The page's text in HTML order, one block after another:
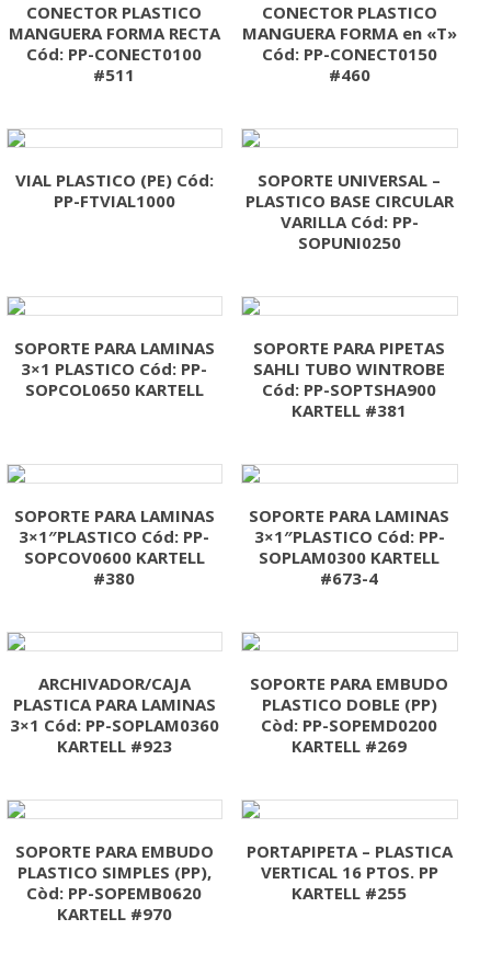
CONECTOR PLASTICO
MANGUERA FORMA RECTA
Cód: PP-CONECT0100
#511
CONECTOR PLASTICO
MANGUERA FORMA en «T»
Cód: PP-CONECT0150
#460
VIAL PLASTICO (PE) Cód:
PP-FTVIAL1000
SOPORTE UNIVERSAL –
PLASTICO BASE CIRCULAR
VARILLA Cód: PP-
SOPUNI0250
SOPORTE PARA LAMINAS
3×1 PLASTICO Cód: PP-
SOPCOL0650 KARTELL
SOPORTE PARA PIPETAS
SAHLI TUBO WINTROBE
Cód: PP-SOPTSHA900
KARTELL #381
SOPORTE PARA LAMINAS
3×1″PLASTICO Cód: PP-
SOPCOV0600 KARTELL
#380
SOPORTE PARA LAMINAS
3×1″PLASTICO Cód: PP-
SOPLAM0300 KARTELL
#673-4
ARCHIVADOR/CAJA
PLASTICA PARA LAMINAS
3×1 Cód: PP-SOPLAM0360
KARTELL #923
SOPORTE PARA EMBUDO
PLASTICO DOBLE (PP)
Còd: PP-SOPEMD0200
KARTELL #269
SOPORTE PARA EMBUDO
PLASTICO SIMPLES (PP),
Còd: PP-SOPEMB0620
KARTELL #970
PORTAPIPETA – PLASTICA
VERTICAL 16 PTOS. PP
KARTELL #255